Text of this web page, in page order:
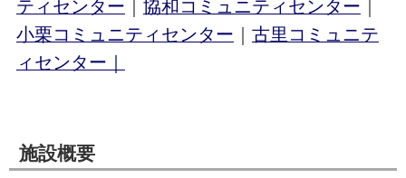
ティセンター ｜ 協和コミュニティセンター ｜
小栗コミュニティセンター ｜ 古里コミュニテ
ィセンター｜
施設概要